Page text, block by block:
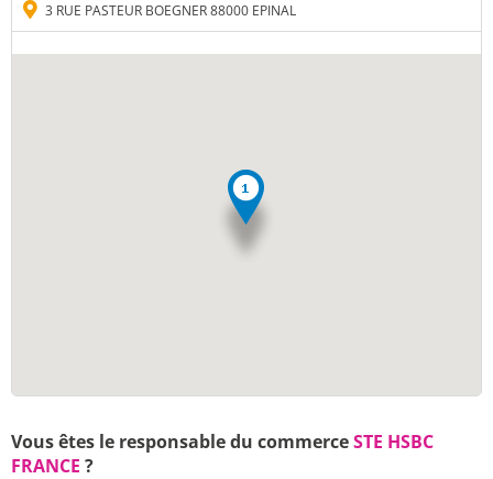
3 RUE PASTEUR BOEGNER 88000 EPINAL
Vous êtes le responsable du commerceSTE HSBC
FRANCE ?